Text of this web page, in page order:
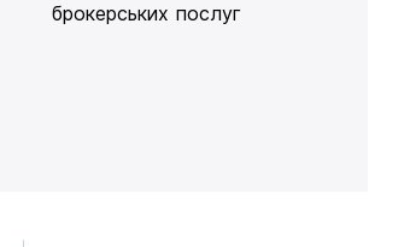
брокерських послуг